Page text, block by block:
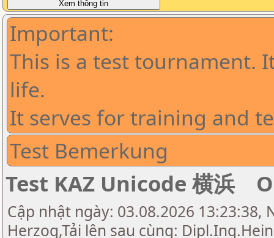
Important:
This is a test tournament.
life.
It serves for training and
Test Bemerkung
Test KAZ Unicode 横浜
Cập nhật ngày: 03.08.2026
Herzog,Tải lên sau cùng: